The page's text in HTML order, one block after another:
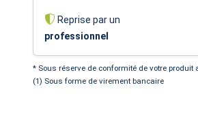
Reprise par un
professionnel
* Sous réserve de conformité de votre produit
(1) Sous forme de virement bancaire